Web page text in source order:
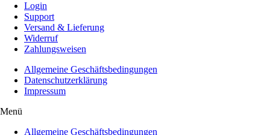
Login
Support
Versand & Lieferung
Widerruf
Zahlungsweisen
Allgemeine Geschäftsbedingungen
Datenschutzerklärung
Impressum
Menü
Allgemeine Geschäftsbedingungen